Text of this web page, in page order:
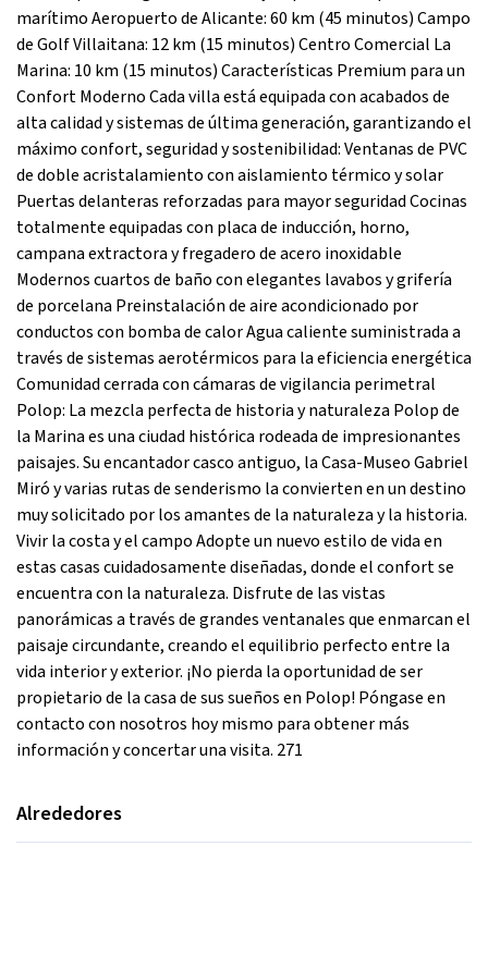
marítimo Aeropuerto de Alicante: 60 km (45 minutos) Campo
de Golf Villaitana: 12 km (15 minutos) Centro Comercial La
Marina: 10 km (15 minutos) Características Premium para un
Confort Moderno Cada villa está equipada con acabados de
alta calidad y sistemas de última generación, garantizando el
máximo confort, seguridad y sostenibilidad: Ventanas de PVC
de doble acristalamiento con aislamiento térmico y solar
Puertas delanteras reforzadas para mayor seguridad Cocinas
totalmente equipadas con placa de inducción, horno,
campana extractora y fregadero de acero inoxidable
Modernos cuartos de baño con elegantes lavabos y grifería
de porcelana Preinstalación de aire acondicionado por
conductos con bomba de calor Agua caliente suministrada a
través de sistemas aerotérmicos para la eficiencia energética
Comunidad cerrada con cámaras de vigilancia perimetral
Polop: La mezcla perfecta de historia y naturaleza Polop de
la Marina es una ciudad histórica rodeada de impresionantes
paisajes. Su encantador casco antiguo, la Casa-Museo Gabriel
Miró y varias rutas de senderismo la convierten en un destino
muy solicitado por los amantes de la naturaleza y la historia.
Vivir la costa y el campo Adopte un nuevo estilo de vida en
estas casas cuidadosamente diseñadas, donde el confort se
encuentra con la naturaleza. Disfrute de las vistas
panorámicas a través de grandes ventanales que enmarcan el
paisaje circundante, creando el equilibrio perfecto entre la
vida interior y exterior. ¡No pierda la oportunidad de ser
propietario de la casa de sus sueños en Polop! Póngase en
contacto con nosotros hoy mismo para obtener más
información y concertar una visita. 271
Alrededores